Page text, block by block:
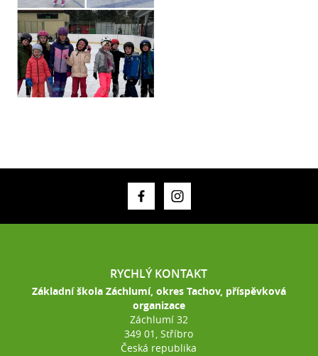
RYCHLÝ KONTAKT
Základní škola Záchlumí, okres Tachov, příspěvková
organizace
Záchlumí 32
349 01, Stříbro
Česká republika